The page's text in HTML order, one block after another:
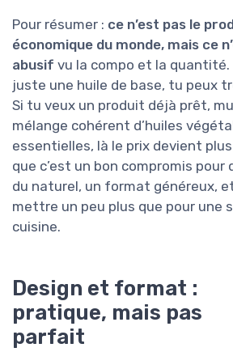
Pour résumer : ce n’est pas le
économique du monde, mais ce
abusif vu la compo et la quantité.
juste une huile de base, tu peux
Si tu veux un produit déjà prêt,
mélange cohérent d’huiles
essentielles, là le prix devient
que c’est un bon compromis pour
du naturel, un format généreux,
mettre un peu plus que pour une
cuisine.
Design et format :
pratique, mais pas
parfait